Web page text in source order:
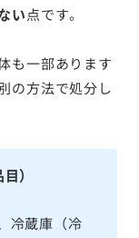
い点です。
も一部あります
の方法で処分し
）
冷蔵庫（冷